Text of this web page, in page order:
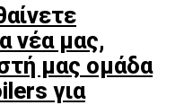
νέα μας,
μας ομάδα
για